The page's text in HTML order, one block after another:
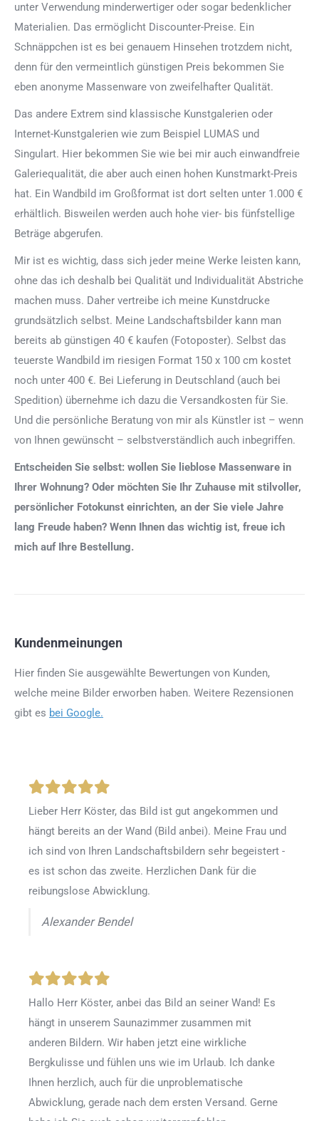
unter Verwendung minderwertiger oder sogar bedenklicher
Materialien. Das ermöglicht Discounter-Preise. Ein
Schnäppchen ist es bei genauem Hinsehen trotzdem nicht,
denn für den vermeintlich günstigen Preis bekommen Sie
eben anonyme Massenware von zweifelhafter Qualität.
Das andere Extrem sind klassische Kunstgalerien oder
Internet-Kunstgalerien wie zum Beispiel LUMAS und
Singulart. Hier bekommen Sie wie bei mir auch einwandfreie
Galeriequalität, die aber auch einen hohen Kunstmarkt-Preis
hat. Ein Wandbild im Großformat ist dort selten unter 1.000 €
erhältlich. Bisweilen werden auch hohe vier- bis fünfstellige
Beträge abgerufen.
Mir ist es wichtig, dass sich jeder meine Werke leisten kann,
ohne das ich deshalb bei Qualität und Individualität Abstriche
machen muss. Daher vertreibe ich meine Kunstdrucke
grundsätzlich selbst. Meine Landschaftsbilder kann man
bereits ab günstigen 40 € kaufen (Fotoposter). Selbst das
teuerste Wandbild im riesigen Format 150 x 100 cm kostet
noch unter 400 €. Bei Lieferung in Deutschland (auch bei
Spedition) übernehme ich dazu die Versandkosten für Sie.
Und die persönliche Beratung von mir als Künstler ist – wenn
von Ihnen gewünscht – selbstverständlich auch inbegriffen.
Entscheiden Sie selbst: wollen Sie lieblose Massenware in
Ihrer Wohnung? Oder möchten Sie Ihr Zuhause mit stilvoller,
persönlicher Fotokunst einrichten, an der Sie viele Jahre
lang Freude haben? Wenn Ihnen das wichtig ist, freue ich
mich auf Ihre Bestellung.
Kundenmeinungen
Hier finden Sie ausgewählte Bewertungen von Kunden,
welche meine Bilder erworben haben. Weitere Rezensionen
gibt es bei Google.
Lieber Herr Köster, das Bild ist gut angekommen und
hängt bereits an der Wand (Bild anbei). Meine Frau und
ich sind von Ihren Landschaftsbildern sehr begeistert -
es ist schon das zweite. Herzlichen Dank für die
reibungslose Abwicklung.
Alexander Bendel
Hallo Herr Köster, anbei das Bild an seiner Wand! Es
hängt in unserem Saunazimmer zusammen mit
anderen Bildern. Wir haben jetzt eine wirkliche
Bergkulisse und fühlen uns wie im Urlaub. Ich danke
Ihnen herzlich, auch für die unproblematische
Abwicklung, gerade nach dem ersten Versand. Gerne